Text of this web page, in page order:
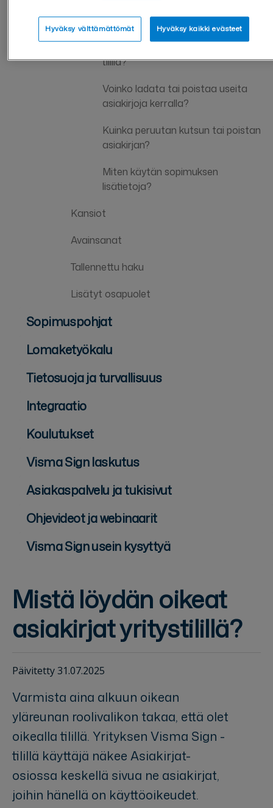
allekirjoittamani asiakirjan?
tilillä?
Voinko ladata tai poistaa useita
asiakirjoja kerralla?
Kuinka peruutan kutsun tai poistan
asiakirjan?
Miten käytän sopimuksen
lisätietoja?
Kansiot
Avainsanat
Tallennettu haku
Lisätyt osapuolet
Sopimuspohjat
Lomaketyökalu
Tietosuoja ja turvallisuus
Integraatio
Koulutukset
Visma Sign laskutus
Asiakaspalvelu ja tukisivut
Ohjevideot ja webinaarit
Visma Sign usein kysyttyä
Mistä löydän oikeat
asiakirjat yritystilillä?
Päivitetty 31.07.2025
Varmista aina alkuun oikean
yläreunan roolivalikon takaa, että olet
oikealla tilillä. Yrityksen Visma Sign -
tilillä käyttäjä näkee Asiakirjat-
osiossa keskellä sivua ne asiakirjat,
joihin hänellä on käyttöoikeudet.
Hyväksy välttämättömät Hyväksy kaikki evästeet